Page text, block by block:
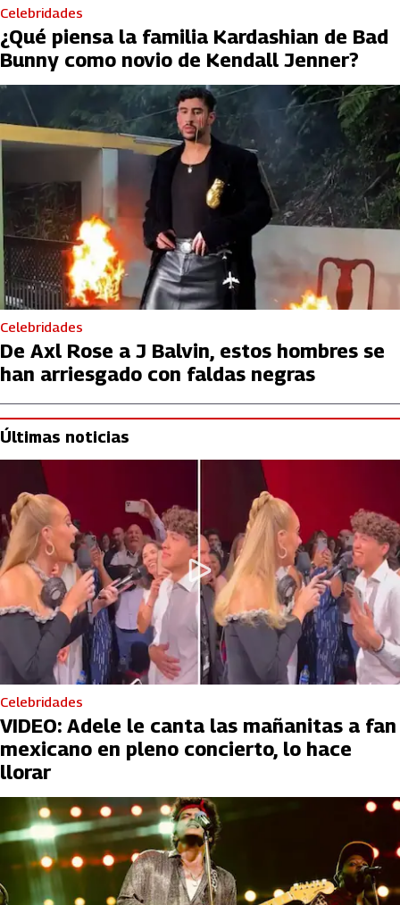
Celebridades
¿Qué piensa la familia Kardashian de Bad
Bunny como novio de Kendall Jenner?
Celebridades
De Axl Rose a J Balvin, estos hombres se
han arriesgado con faldas negras
Últimas noticias
Celebridades
VIDEO: Adele le canta las mañanitas a fan
mexicano en pleno concierto, lo hace
llorar